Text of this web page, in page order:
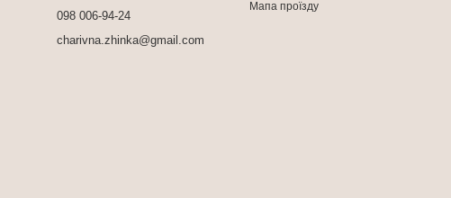
098 006-94-24
charivna.zhinka@gmail.com
Мапа проїзду